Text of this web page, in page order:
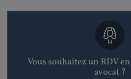
Vous souhaitez un RDV
avocat ?